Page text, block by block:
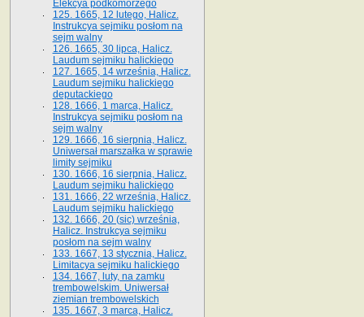
Elekcya podkomorzego
125. 1665, 12 lutego, Halicz.
Instrukcya sejmiku posłom na
sejm walny
126. 1665, 30 lipca, Halicz.
Laudum sejmiku halickiego
127. 1665, 14 września, Halicz.
Laudum sejmiku halickiego
deputackiego
128. 1666, 1 marca, Halicz.
Instrukcya sejmiku posłom na
sejm walny
129. 1666, 16 sierpnia, Halicz.
Uniwersał marszałka w sprawie
limity sejmiku
130. 1666, 16 sierpnia, Halicz.
Laudum sejmiku halickiego
131. 1666, 22 września, Halicz.
Laudum sejmiku halickiego
132. 1666, 20 (sic) września,
Halicz. Instrukcya sejmiku
posłom na sejm walny
133. 1667, 13 stycznia, Halicz.
Limitacya sejmiku halickiego
134. 1667, luty, na zamku
trembowelskim. Uniwersał
ziemian trembowelskich
135. 1667, 3 marca, Halicz.